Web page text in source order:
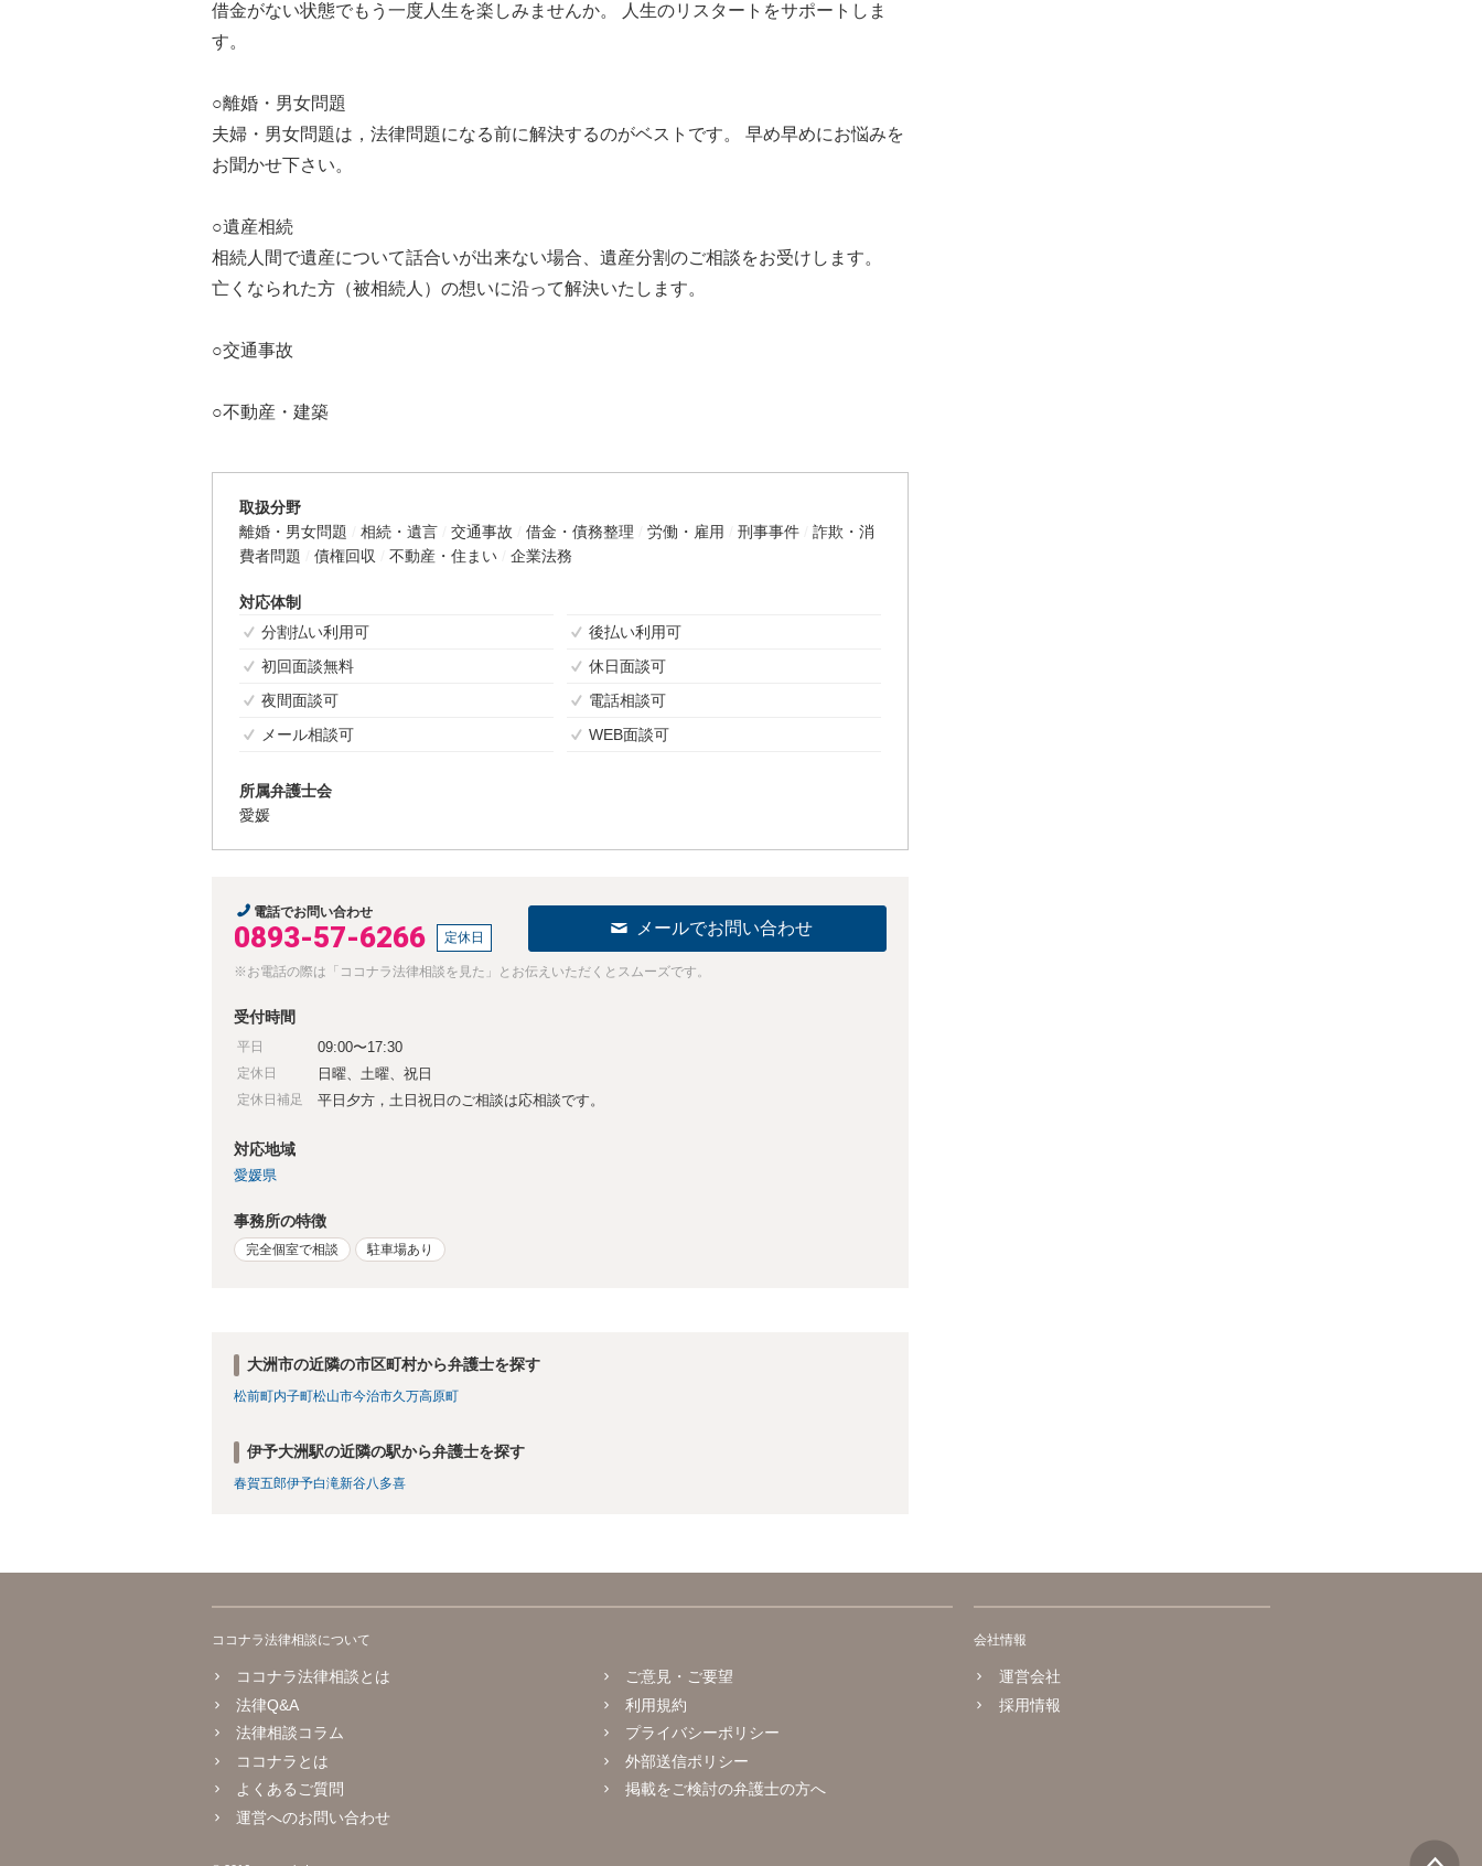
借金がない状態でもう一度人生を楽しみませんか。 人生のリスタートをサポートしま
す。
○離婚・男女問題
夫婦・男女問題は，法律問題になる前に解決するのがベストです。 早め早めにお悩みを
お聞かせ下さい。
○遺産相続
相続人間で遺産について話合いが出来ない場合、遺産分割のご相談をお受けします。
亡くなられた方（被相続人）の想いに沿って解決いたします。
○交通事故
○不動産・建築
取扱分野
離婚・男女問題
相続・遺言 交通事故 借金・債務整理 労働・雇用 刑事事件
詐欺・消
費者問題
債権回収 不動産・住まい 企業法務
対応体制
分割払い利用可
後払い利用可
初回面談無料
休日面談可
夜間面談可
電話相談可
メール相談可
WEB面談可
所属弁護士会
愛媛
電話でお問い合わせ
0893-57-6266 定休日 メールでお問い合わせ
※お電話の際は「ココナラ法律相談を見た」とお伝えいただくとスムーズです。
受付時間
平日 09:00〜17:30
定休日 日曜、土曜、祝日
定休日補足 平日夕方，土日祝日のご相談は応相談です。
対応地域
愛媛県
事務所の特徴
完全個室で相談 駐車場あり
大洲市の近隣の市区町村から弁護士を探す
松前町内子町松山市今治市久万高原町
伊予大洲駅の近隣の駅から弁護士を探す
春賀五郎伊予白滝新谷八多喜
ココナラ法律相談について
ココナラ法律相談とは
法律Q&A
法律相談コラム
ココナラとは
よくあるご質問
運営へのお問い合わせ
ご意見・ご要望
利用規約
プライバシーポリシー
外部送信ポリシー
掲載をご検討の弁護士の方へ
会社情報
運営会社
採用情報